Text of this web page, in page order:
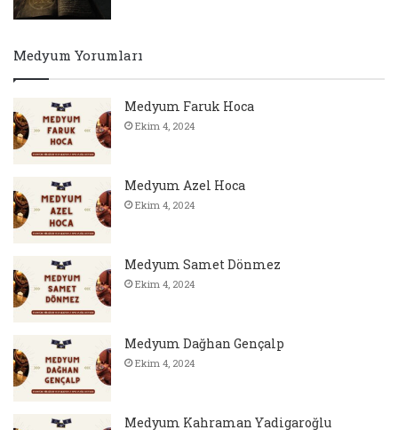
Medyum Yorumları
Medyum Faruk Hoca
Ekim 4, 2024
Medyum Azel Hoca
Ekim 4, 2024
Medyum Samet Dönmez
Ekim 4, 2024
Medyum Dağhan Gençalp
Ekim 4, 2024
Medyum Kahraman Yadigaroğlu